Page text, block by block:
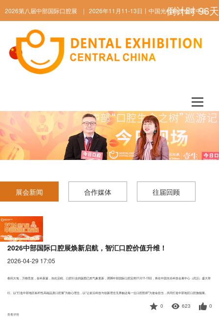
2026第八届中部国际口腔展 | 2026年11月11-13日丨中国光谷科技会展中心
倒计时96天
展会新闻 合作媒体 往届回顾
2026中部国际口腔展焕新启航，智汇口腔价值升维！
2026-04-29 17:05
春回大地，万物竞发，齿科新篇，自此启程。口腔行业的版图已然气象更新，2026中部国际口腔定档11月11-13日，将在中国光谷科技会展中心（武汉）盛大举
行。以“打造中部地区标杆性高端品质口腔展”为核心理念，以“让前沿科技与创新理念无界触达每一位口腔医师”为使命担当，共同打造中部地区口腔旗舰展。
0 623 0
查看详情